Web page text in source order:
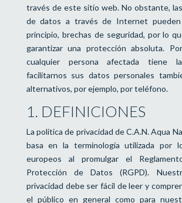
través de este sitio web. No obstante,
de datos a través de Internet pueden
principio, brechas de seguridad, por lo
garantizar una protección absoluta.
cualquier persona afectada tiene
facilitarnos sus datos personales
alternativos, por ejemplo, por teléfono.
1. DEFINICIONES
La política de privacidad de C.A.N. Aqua
basa en la terminología utilizada por
europeos al promulgar el
Protección de Datos (RGPD).
privacidad debe ser fácil de leer y
el público en general como para